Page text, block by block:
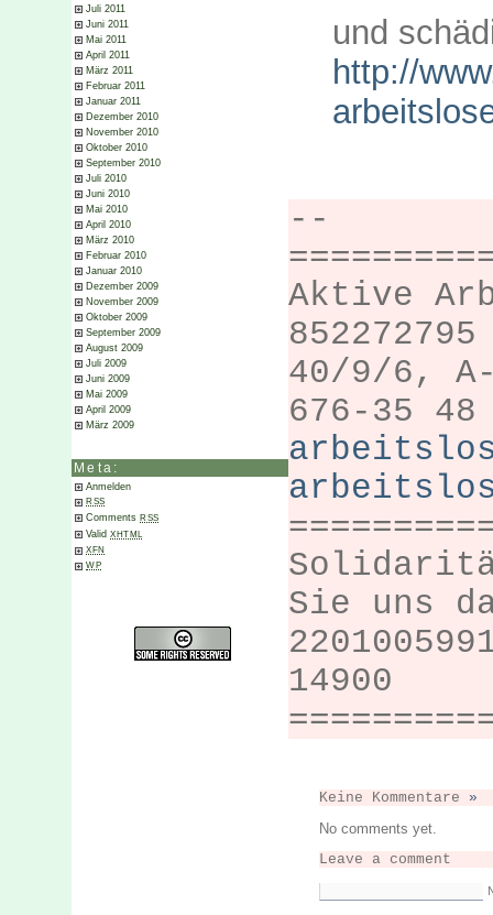
Juli 2011
Juni 2011
Mai 2011
April 2011
März 2011
Februar 2011
Januar 2011
Dezember 2010
November 2010
Oktober 2010
September 2010
Juli 2010
Juni 2010
Mai 2010
April 2010
März 2010
Februar 2010
Januar 2010
Dezember 2009
November 2009
Oktober 2009
September 2009
August 2009
Juli 2009
Juni 2009
Mai 2009
April 2009
März 2009
Meta:
Anmelden
RSS
Comments RSS
Valid XHTML
XFN
WP
und
http://
--
Aktive
40/9/6,
676-35
Sie uns
14900
Keine Kommentare »
No comments yet.
Leave a comment